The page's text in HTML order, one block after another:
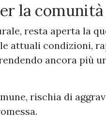
la comunità
resta aperta la
attuali condizioni,
ancora più
rischia di